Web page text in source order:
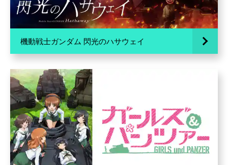
機動戦士ガンダム 閃光のハサウェイ